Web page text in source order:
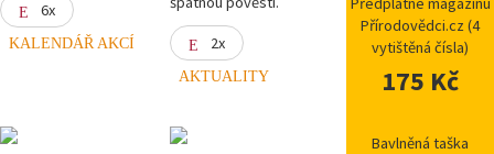
6x
KALENDÁŘ AKCÍ 2x
AKTUALITY
Přírodovědci.cz (4
vytištěná čísla)
175 Kč
Bavlněná taška